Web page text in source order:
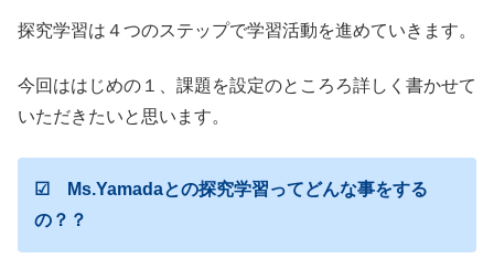
探究学習は４つのステップで学習活動を進めていきます。
今回ははじめの１、課題を設定のところろ詳しく書かせて
いただきたいと思います。
☑ Ms.Yamadaとの探究学習ってどんな事をする
の？？